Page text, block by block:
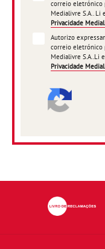
correio eletrónico
Medialivre S.A.. Li
Privacidade
Autorizo
correio eletrónico
Medialivre S.A..Li
Privacidade